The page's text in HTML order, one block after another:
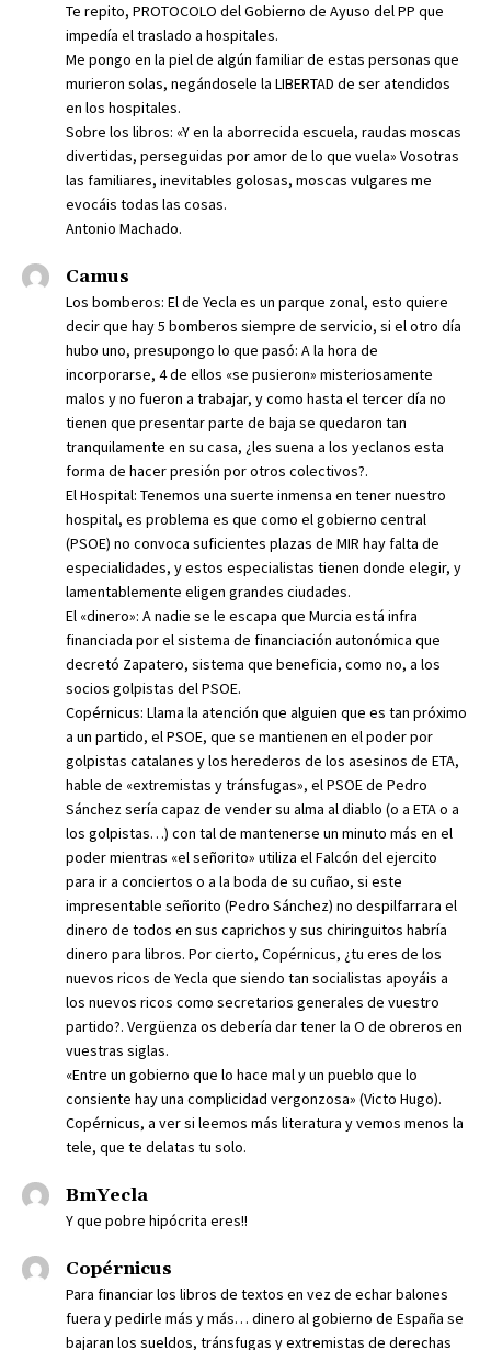
Te repito, PROTOCOLO del Gobierno de Ayuso del PP que
impedía el traslado a hospitales.
Me pongo en la piel de algún familiar de estas personas que
murieron solas, negándosele la LIBERTAD de ser atendidos
en los hospitales.
Sobre los libros: «Y en la aborrecida escuela, raudas moscas
divertidas, perseguidas por amor de lo que vuela» Vosotras
las familiares, inevitables golosas, moscas vulgares me
evocáis todas las cosas.
Antonio Machado.
Camus
Los bomberos: El de Yecla es un parque zonal, esto quiere
decir que hay 5 bomberos siempre de servicio, si el otro día
hubo uno, presupongo lo que pasó: A la hora de
incorporarse, 4 de ellos «se pusieron» misteriosamente
malos y no fueron a trabajar, y como hasta el tercer día no
tienen que presentar parte de baja se quedaron tan
tranquilamente en su casa, ¿les suena a los yeclanos esta
forma de hacer presión por otros colectivos?.
El Hospital: Tenemos una suerte inmensa en tener nuestro
hospital, es problema es que como el gobierno central
(PSOE) no convoca suficientes plazas de MIR hay falta de
especialidades, y estos especialistas tienen donde elegir, y
lamentablemente eligen grandes ciudades.
El «dinero»: A nadie se le escapa que Murcia está infra
financiada por el sistema de financiación autonómica que
decretó Zapatero, sistema que beneficia, como no, a los
socios golpistas del PSOE.
Copérnicus: Llama la atención que alguien que es tan próximo
a un partido, el PSOE, que se mantienen en el poder por
golpistas catalanes y los herederos de los asesinos de ETA,
hable de «extremistas y tránsfugas», el PSOE de Pedro
Sánchez sería capaz de vender su alma al diablo (o a ETA o a
los golpistas…) con tal de mantenerse un minuto más en el
poder mientras «el señorito» utiliza el Falcón del ejercito
para ir a conciertos o a la boda de su cuñao, si este
impresentable señorito (Pedro Sánchez) no despilfarrara el
dinero de todos en sus caprichos y sus chiringuitos habría
dinero para libros. Por cierto, Copérnicus, ¿tu eres de los
nuevos ricos de Yecla que siendo tan socialistas apoyáis a
los nuevos ricos como secretarios generales de vuestro
partido?. Vergüenza os debería dar tener la O de obreros en
vuestras siglas.
«Entre un gobierno que lo hace mal y un pueblo que lo
consiente hay una complicidad vergonzosa» (Victo Hugo).
Copérnicus, a ver si leemos más literatura y vemos menos la
tele, que te delatas tu solo.
BmYecla
Y que pobre hipócrita eres!!
Copérnicus
Para financiar los libros de textos en vez de echar balones
fuera y pedirle más y más… dinero al gobierno de España se
bajaran los sueldos, tránsfugas y extremistas de derechas